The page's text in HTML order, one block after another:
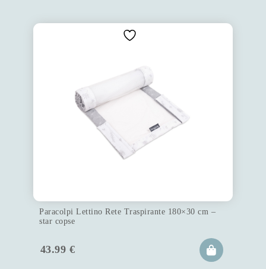
Paracolpi Lettino Rete Traspirante 180×30 cm –
star copse
43.99 €